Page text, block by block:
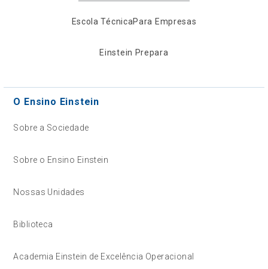
Escola TécnicaPara Empresas
Einstein Prepara
O Ensino Einstein
Sobre a Sociedade
Sobre o Ensino Einstein
Nossas Unidades
Biblioteca
Academia Einstein de Excelência Operacional